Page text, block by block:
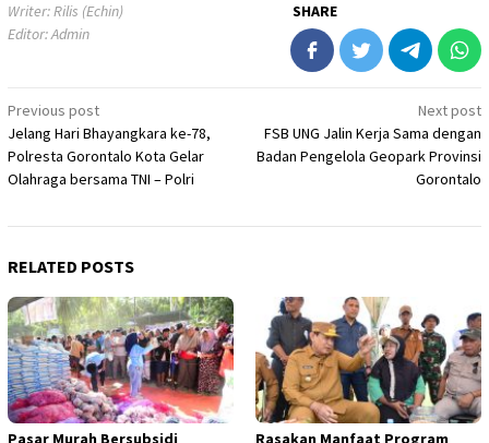
Writer: Rilis (Echin)
Editor: Admin
SHARE
Post
navigation
Previous post
Jelang Hari Bhayangkara ke-78,
Polresta Gorontalo Kota Gelar
Olahraga bersama TNI – Polri
Next post
FSB UNG Jalin Kerja Sama dengan
Badan Pengelola Geopark Provinsi
Gorontalo
RELATED POSTS
Pasar Murah Bersubsidi
Rasakan Manfaat Program